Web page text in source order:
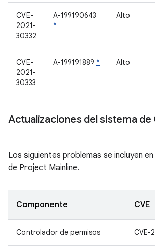
CVE-
2021-
30332
A-199190643
*
Alto
CVE-
2021-
30333
A-199191889 * Alto
Actualizaciones del sistema de
Los siguientes problemas se incluyen
de Project Mainline.
Componente CVE
Controlador de permisos CVE-